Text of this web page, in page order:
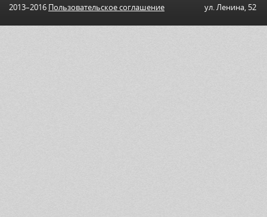
2013–2016 Пользовательскоe соглашениe
ул. Ленина, 52